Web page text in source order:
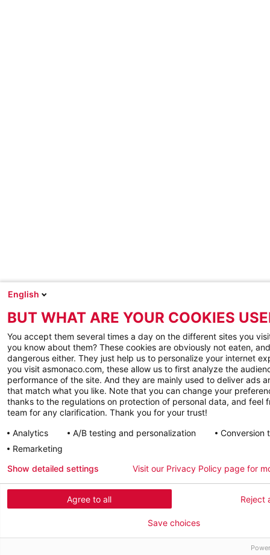
English
BUT WHAT ARE YOUR COOKIES
You accept them several times a day on the different sites you
you know about them? These cookies are obviously not eaten,
dangerous either. They just help us to personalize your internet
you visit asmonaco.com, these allow us to first analyze the
performance of the site. And they are mainly used to deliver ads
that match what you like. Note that you can change your
thanks to the regulations on protection of personal data, and feel
team for any clarification. Thank you for your trust!
Analytics
A/B testing and personalization
Conversion
Remarketing
Agree to all Reject
Show detailed settings Visit our Privacy Policy page for
Save choices